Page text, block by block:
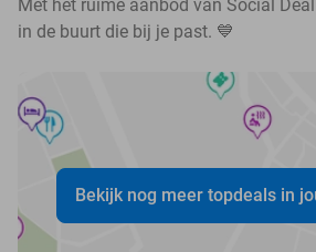
Met het ruime aanbod van Social
in de buurt die bij je past. 💙
Bekijk nog meer topdeals in